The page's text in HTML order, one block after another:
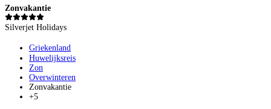
Zonvakantie
Silverjet Holidays
Griekenland
Huwelijksreis
Zon
Overwinteren
Zonvakantie
+5